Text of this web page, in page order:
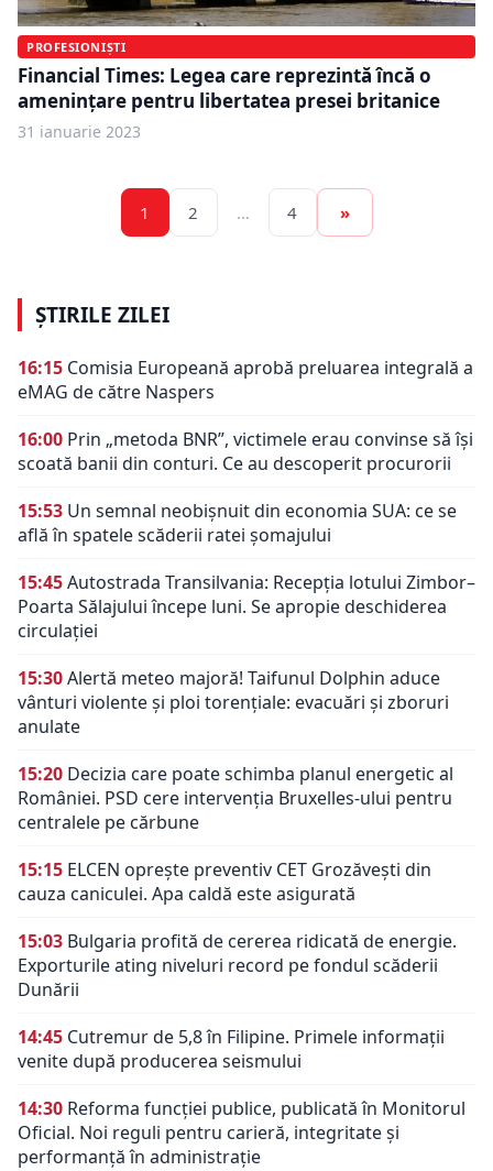
PROFESIONIȘTI
Financial Times: Legea care reprezintă încă o
amenințare pentru libertatea presei britanice
31 ianuarie 2023
1 2 … 4 »
ȘTIRILE ZILEI
16:15 Comisia Europeană aprobă preluarea integrală a
eMAG de către Naspers
16:00 Prin „metoda BNR”, victimele erau convinse să își
scoată banii din conturi. Ce au descoperit procurorii
15:53 Un semnal neobișnuit din economia SUA: ce se
află în spatele scăderii ratei șomajului
15:45Autostrada Transilvania: Recepția lotului Zimbor–
Poarta Sălajului începe luni. Se apropie deschiderea
circulației
15:30Alertă meteo majoră! Taifunul Dolphin aduce
vânturi violente și ploi torențiale: evacuări și zboruri
anulate
15:20 Decizia care poate schimba planul energetic al
României. PSD cere intervenția Bruxelles-ului pentru
centralele pe cărbune
15:15 ELCEN oprește preventiv CET Grozăvești din
cauza caniculei. Apa caldă este asigurată
15:03 Bulgaria profită de cererea ridicată de energie.
Exporturile ating niveluri record pe fondul scăderii
Dunării
14:45 Cutremur de 5,8 în Filipine. Primele informații
venite după producerea seismului
14:30 Reforma funcției publice, publicată în Monitorul
Oficial. Noi reguli pentru carieră, integritate și
performanță în administrație